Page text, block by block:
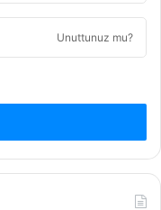
Unuttunuz mu?